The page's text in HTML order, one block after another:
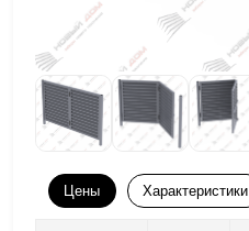
Цены Характеристики